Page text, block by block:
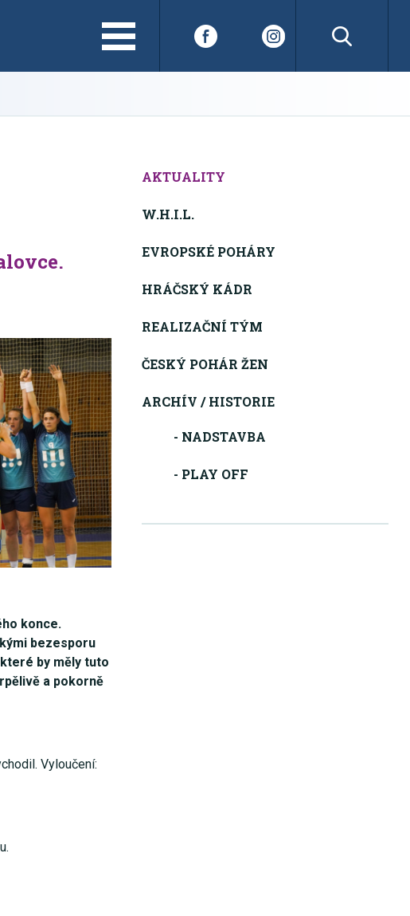
konce.
bezesporu
by měly tuto
a pokorně
Vyloučení:
AKTUALITY
W.H.I.L.
EVROPSKÉ POHÁRY
HRÁČSKÝ KÁDR
REALIZAČNÍ TÝM
ČESKÝ POHÁR ŽEN
ARCHÍV / HISTORIE
- NADSTAVBA
- PLAY OFF